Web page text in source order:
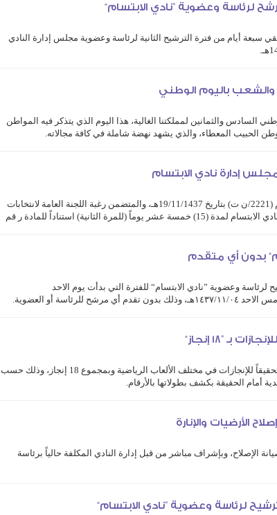
لرئاسة وعضوية ”نادي الابتسام“
سبعة أيام من فترة الترشيح الثانية لرئاسة وعضوية مجلس إدارة النادي
والشعب باليوم الوطني
السادس والثمانين لمملكتنا الغالية، هذا اليوم الذي يتذكر فيه المواطن
الحبيب المعطاء، والذي يشهد نهضة شاملة في كافة مجالاته.
إدارة نادي الابتسام
بناءً على خطاب سعادة وكيل الرئيس العام لشئون الرياضة رقم (2221/ن ت) بتاريخ 19/11/1437هـ، والمتضمن رغبة اللجنة العامة لانتخابات
الأندية الرياضية فتح باب الترشيح لرئاسة وعضوية مجلس إدارة نادي الابتسام لمدة (15) خمسة عشر يوماً (للمرة الثانية) استناداً للمادة ر قم
بدون أي متقدم
وعضوية ”نادي الابتسام“ للفترة التي بدأت يوم الاحد
”18 إنجاز“
حل نادي الابتسام في المركز الخامس من بين اندية السعودي تحقيقاً للإنجازات في مختلف الألعاب الرياضية وبمجموع 18 إنجاز، وذلك حسب
أمام الحقيقة بكشف بطولاتها بالأرقام.
الأرضيات والإنارة
الإصلاح، وبإشراف مباشر من قبل إدارة النادي المكلفة حالياً برئاسة
لرئاسة وعضوية ”نادي الابتسام“